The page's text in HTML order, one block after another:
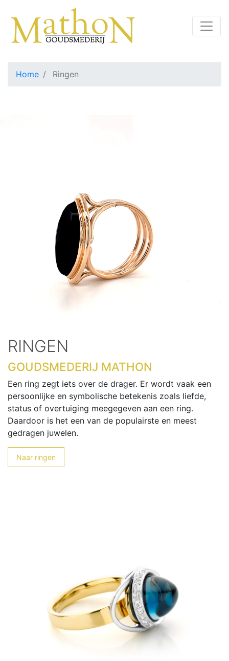
Home Ringen
RINGEN
GOUDSMEDERIJ MATHON
Een ring zegt iets over de drager. Er wordt vaak een
persoonlijke en symbolische betekenis zoals liefde,
status of overtuiging meegegeven aan een ring.
Daardoor is het een van de populairste en meest
gedragen juwelen.
Naar ringen